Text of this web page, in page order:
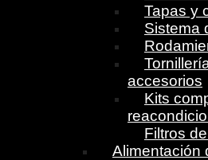
Tapas y
Sistema
accesorios
Kits
Filtros
Alimentación